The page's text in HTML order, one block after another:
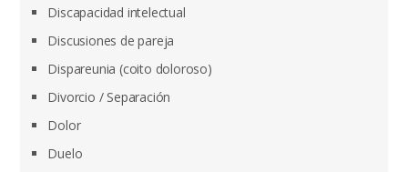
Discapacidad intelectual
Discusiones de pareja
Dispareunia (coito doloroso)
Divorcio / Separación
Dolor
Duelo